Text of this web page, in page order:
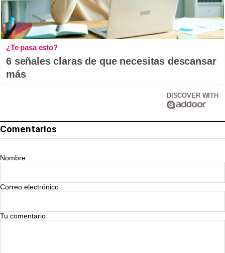
¿Te pasa esto?
6 señales claras de que necesitas descansar
más
DISCOVER WITH
Comentarios
Nombre
Correo electrónico
Tu comentario